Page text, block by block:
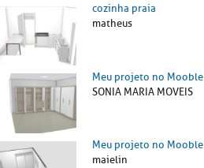
cozinha praia
matheus
Meu projeto no Mooble
SONIA MARIA MOVEIS
Meu projeto no Mooble
maielin